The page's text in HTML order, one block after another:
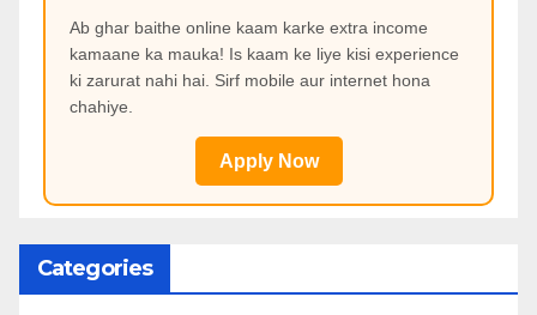
Ab ghar baithe online kaam karke extra income
kamaane ka mauka! Is kaam ke liye kisi experience
ki zarurat nahi hai. Sirf mobile aur internet hona
chahiye.
Apply Now
Categories